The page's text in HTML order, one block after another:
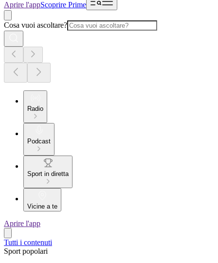
Aprire l'appScoprire Prime
Cosa vuoi ascoltare?
Radio
Podcast
Sport in diretta
Vicine a te
Aprire l'app
Tutti i contenuti
Sport popolari